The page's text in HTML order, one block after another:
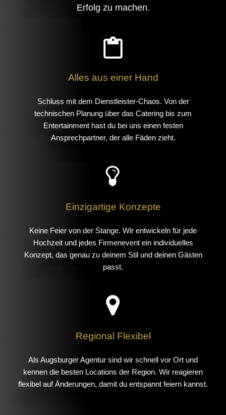
Erfolg zu machen.
Alles aus einer Hand
Schluss mit dem Dienstleister-Chaos. Von der
technischen Planung über das Catering bis zum
Entertainment hast du bei uns einen festen
Ansprechpartner, der alle Fäden zieht.
Einzigartige Konzepte
Keine Feier von der Stange. Wir entwickeln für jede
Hochzeit und jedes Firmenevent ein individuelles
Konzept, das genau zu deinem Stil und deinen Gästen
passt.
Regional Flexibel
Als Augsburger Agentur sind wir schnell vor Ort und
kennen die besten Locations der Region. Wir reagieren
flexibel auf Änderungen, damit du entspannt feiern kannst.